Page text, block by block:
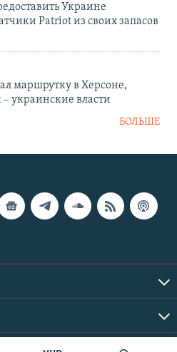
Украине
Patriot из своих запасов
маршрутку в Херсоне,
– украинские власти
БОЛЬШЕ